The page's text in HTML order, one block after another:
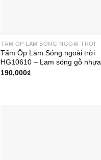
TẤM ỐP LAM SÓNG NGOÀI TRỜI
Tấm Ốp Lam Sóng ngoài trời
HG10610 – Lam sóng gỗ nhựa
190,000₫